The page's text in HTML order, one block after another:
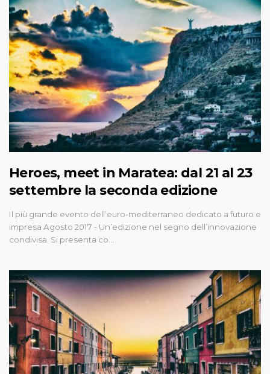
Heroes, meet in Maratea: dal 21 al 23
settembre la seconda edizione
Il più grande evento dell’euro-mediterraneo dedicato a futuro e
impresa Agosto 2017 - Un’edizione nel segno dell’innovazione
condivisa. Si presenta co…